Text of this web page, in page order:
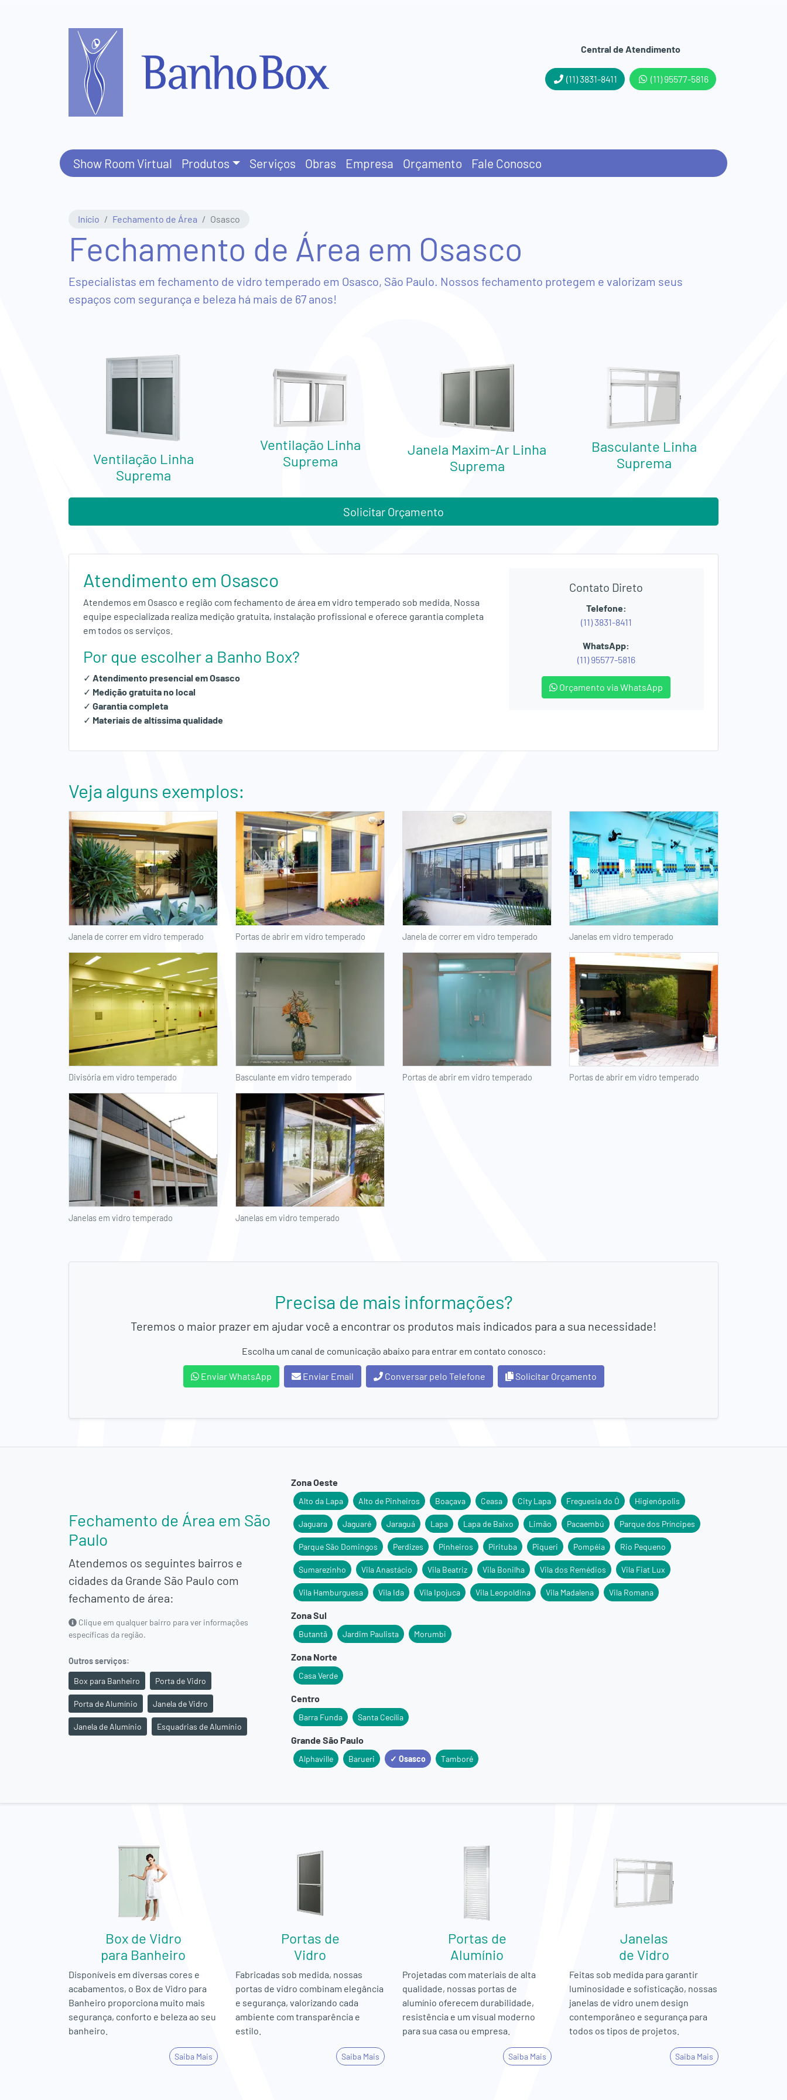
Esquadrias
Fechamento
Central de Atendimento
(11) 3831-8411 (11) 95577-5816
Show Room Virtual Produtos Serviços Obras Empresa Orçamento Fale Conosco
Início Fechamento de Área Osasco
Fechamento de Área em Osasco
Especialistas em fechamento de vidro temperado em Osasco, São Paulo. Nossos fechamento protegem e valorizam seus
espaços com segurança e beleza há mais de 67 anos!
Ventilação Linha
Suprema
Ventilação Linha
Suprema
Janela Maxim-Ar Linha
Suprema
Basculante Linha
Suprema
Solicitar Orçamento
Atendimento em Osasco
Atendemos em Osasco e região com fechamento de área em vidro temperado sob medida. Nossa
equipe especializada realiza medição gratuita, instalação profissional e oferece garantia completa
em todos os serviços.
Por que escolher a Banho Box?
✓ Atendimento presencial em Osasco
✓ Medição gratuita no local
✓ Garantia completa
✓ Materiais de altíssima qualidade
Contato Direto
Telefone:
(11) 3831-8411
WhatsApp:
(11) 95577-5816
Orçamento via WhatsApp
Veja alguns exemplos:
Janela de correr em vidro temperado Portas de abrir em vidro temperado Janela de correr em vidro temperado Janelas em vidro temperado
Divisória em vidro temperado Basculante em vidro temperado Portas de abrir em vidro temperado Portas de abrir em vidro temperado
Janelas em vidro temperado Janelas em vidro temperado
Precisa de mais informações?
Teremos o maior prazer em ajudar você a encontrar os produtos mais indicados para a sua necessidade!
Escolha um canal de comunicação abaixo para entrar em contato conosco:
Enviar WhatsApp Enviar Email Conversar pelo Telefone Solicitar Orçamento
Fechamento de Área em São
Paulo
Atendemos os seguintes bairros e
cidades da Grande São Paulo com
fechamento de área:
Clique em qualquer bairro para ver informações
específicas da região.
Outros serviços:
Box para Banheiro
Porta de Vidro
Porta de Alumínio Janela de Vidro
Janela de Alumínio Esquadrias de Alumínio
Zona Oeste
Alto da Lapa Alto de Pinheiros Boaçava Ceasa City Lapa Freguesia do Ó Higienópolis
Jaguara Jaguaré Jaraguá Lapa Lapa de Baixo Limão Pacaembú Parque dos Príncipes
Parque São Domingos Perdizes Pinheiros Pirituba Piqueri Pompéia Rio Pequeno
Sumarezinho Vila Anastácio Vila Beatriz Vila Bonilha Vila dos Remédios Vila Fiat Lux
Vila Hamburguesa Vila Ida Vila Ipojuca Vila Leopoldina Vila Madalena Vila Romana
Zona Sul
Butantã Jardim Paulista Morumbi
Zona Norte
Casa Verde
Centro
Barra Funda Santa Cecília
Grande São Paulo
Alphaville Barueri ✓ Osasco Tamboré
Box de Vidro
para Banheiro
Disponíveis em diversas cores e
acabamentos, o Box de Vidro para
Banheiro proporciona muito mais
segurança, conforto e beleza ao seu
banheiro.
Saiba Mais
Portas de
Vidro
Fabricadas sob medida, nossas
portas de vidro combinam elegância
e segurança, valorizando cada
ambiente com transparência e
estilo.
Saiba Mais
Portas de
Alumínio
Projetadas com materiais de alta
qualidade, nossas portas de
alumínio oferecem durabilidade,
resistência e um visual moderno
para sua casa ou empresa.
Saiba Mais
Janelas
de Vidro
Feitas sob medida para garantir
luminosidade e sofisticação, nossas
janelas de vidro unem design
contemporâneo e segurança para
todos os tipos de projetos.
Saiba Mais